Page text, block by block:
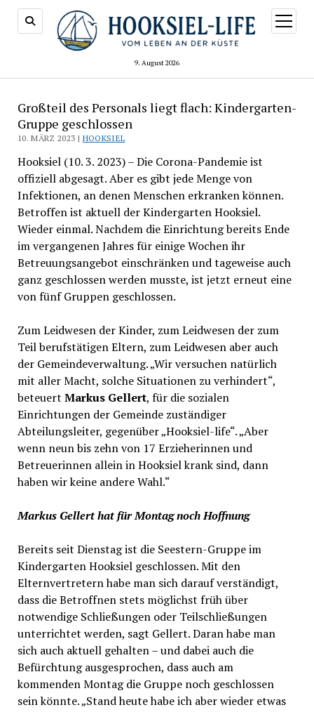
9. August 2026
Menü
öffnen
Großteil des Personals liegt flach: Kindergarten-
Gruppe geschlossen
10. MÄRZ 2023 | HOOKSIEL
Hooksiel (10. 3. 2023) – Die Corona-Pandemie ist
offiziell abgesagt. Aber es gibt jede Menge von
Infektionen, an denen Menschen erkranken können.
Betroffen ist aktuell der Kindergarten Hooksiel.
Wieder einmal. Nachdem die Einrichtung bereits Ende
im vergangenen Jahres für einige Wochen ihr
Betreuungsangebot einschränken und tageweise auch
ganz geschlossen werden musste, ist jetzt erneut eine
von fünf Gruppen geschlossen.
Zum Leidwesen der Kinder, zum Leidwesen der zum
Teil berufstätigen Eltern, zum Leidwesen aber auch
der Gemeindeverwaltung. „Wir versuchen natürlich
mit aller Macht, solche Situationen zu verhindert“,
beteuert Markus Gellert, für die sozialen
Einrichtungen der Gemeinde zuständiger
Abteilungsleiter, gegenüber „Hooksiel-life“. „Aber
wenn neun bis zehn von 17 Erzieherinnen und
Betreuerinnen allein in Hooksiel krank sind, dann
haben wir keine andere Wahl.“
Markus Gellert hat für Montag noch Hoffnung
Bereits seit Dienstag ist die Seestern-Gruppe im
Kindergarten Hooksiel geschlossen. Mit den
Elternvertretern habe man sich darauf verständigt,
dass die Betroffnen stets möglichst früh über
notwendige Schließungen oder Teilschließungen
unterrichtet werden, sagt Gellert. Daran habe man
sich auch aktuell gehalten – und dabei auch die
Befürchtung ausgesprochen, dass auch am
kommenden Montag die Gruppe noch geschlossen
sein könnte. „Stand heute habe ich aber wieder etwas